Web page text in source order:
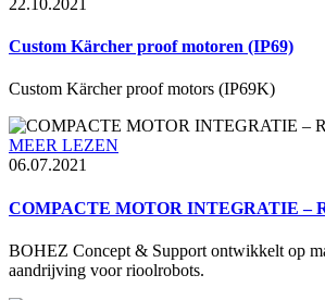
22.10.2021
Custom Kärcher proof motoren (IP69)
Custom Kärcher proof motors (IP69K)
MEER LEZEN
06.07.2021
COMPACTE MOTOR INTEGRATIE –
BOHEZ Concept & Support ontwikkelt op
aandrijving voor rioolrobots.